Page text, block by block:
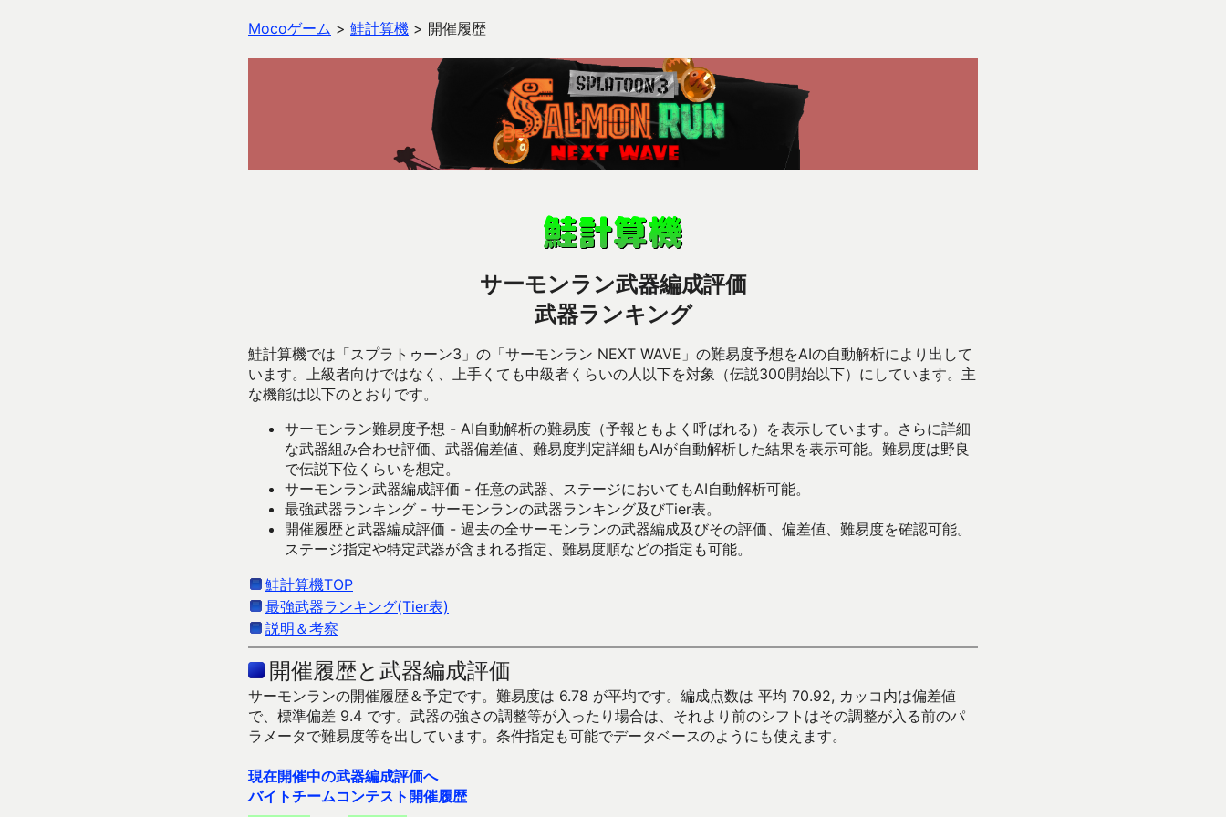
Mocoゲーム > 鮭計算機 > 開催履歴
サーモンラン武器編成評価
武器ランキング
鮭計算機では「スプラトゥーン3」の「サーモンラン NEXT WAVE」の難易度予想をAIの自動解析により出して
います。上級者向けではなく、上手くても中級者くらいの人以下を対象（伝説300開始以下）にしています。主
な機能は以下のとおりです。
サーモンラン難易度予想 - AI自動解析の難易度（予報ともよく呼ばれる）を表示しています。さらに詳細
な武器組み合わせ評価、武器偏差値、難易度判定詳細もAIが自動解析した結果を表示可能。難易度は野良
で伝説下位くらいを想定。
サーモンラン武器編成評価 - 任意の武器、ステージにおいてもAI自動解析可能。
最強武器ランキング - サーモンランの武器ランキング及びTier表。
開催履歴と武器編成評価 - 過去の全サーモンランの武器編成及びその評価、偏差値、難易度を確認可能。
ステージ指定や特定武器が含まれる指定、難易度順などの指定も可能。
鮭計算機TOP
最強武器ランキング(Tier表)
説明＆考察
開催履歴と武器編成評価
サーモンランの開催履歴＆予定です。難易度は 6.78 が平均です。編成点数は 平均 70.92, カッコ内は偏差値
で、標準偏差 9.4 です。武器の強さの調整等が入ったり場合は、それより前のシフトはその調整が入る前のパ
ラメータで難易度等を出しています。条件指定も可能でデータベースのようにも使えます。
現在開催中の武器編成評価へ
バイトチームコンテスト開催履歴